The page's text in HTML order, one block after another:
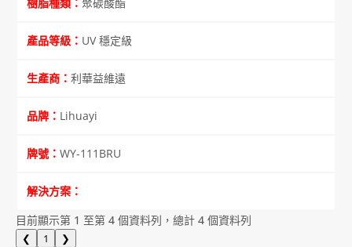
聚碳酸酯
UV 穩定級
利華益維遠
Lihuayi
WY-111BRU
目前顯示第 1 至第 4 個資料列，總計 4 個資料列
❮ 1 ❯